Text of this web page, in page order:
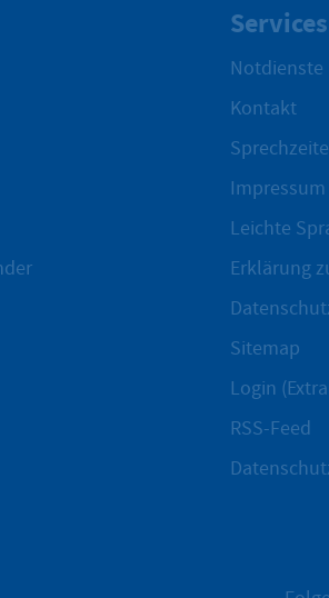
Services
Notdienste
Kontakt
Impressum
Leichte
Erklärung
Sitemap
Login
RSS-Feed